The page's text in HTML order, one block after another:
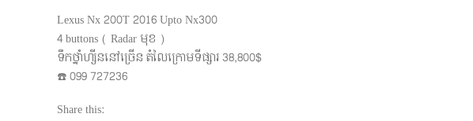
Lexus Nx 200T 2016 Upto Nx300
4 buttons ( Radar មុខ )
ទឹកថ្នាំហ្សីននៅច្រើន តំលៃក្រោមទីផ្សារ 38,800$
☎️ 099 727236
Share this: